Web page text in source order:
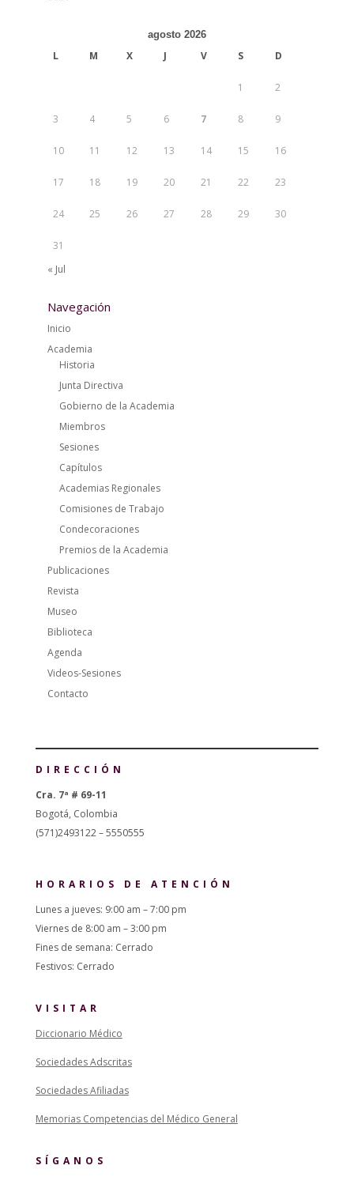
agosto 2026
L M X J V S D
1 2
3 4 5 6 7 8 9
10 11 12 13 14 15 16
17 18 19 20 21 22 23
24 25 26 27 28 29 30
31
« Jul
Navegación
Inicio
Academia
Historia
Junta Directiva
Gobierno de la Academia
Miembros
Sesiones
Capítulos
Academias Regionales
Comisiones de Trabajo
Condecoraciones
Premios de la Academia
Publicaciones
Revista
Museo
Biblioteca
Agenda
Videos-Sesiones
Contacto
DIRECCIÓN
Cra. 7ª # 69-11
Bogotá, Colombia
(571)2493122 – 5550555
HORARIOS DE ATENCIÓN
Lunes a jueves: 9:00 am – 7:00 pm
Viernes de 8:00 am – 3:00 pm
Fines de semana: Cerrado
Festivos: Cerrado
VISITAR
Diccionario Médico
Sociedades Adscritas
Sociedades Afiliadas
Memorias Competencias del Médico General
SÍGANOS